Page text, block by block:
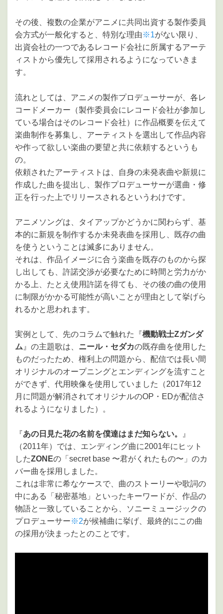
その後、複数の企業がアニメに共同出資する製作委員
会方式が一般化すると、特別な理由※1がない限り、
出資会社の一つであるレコード会社に所属するアーテ
ィストから優先して採用されるようになっていきま
す。
流れとしては、アニメの製作プロデューサーが、各レ
コードメーカー（製作委員会にレコード会社が参加し
ている場合はそのレコード会社）に作品概要を伝えて
楽曲制作を募集し、アーティストを選出して作品内容
や作って欲しい楽曲の要望と共に依頼するというも
の。
依頼されたアーティストは、自身の未発表曲や新規に
作成した曲を提出し、製作プロデューサーが選曲・修
正を行った上でリリースされるというわけです。
アニメソングは、タイアップかどうかに関わらず、基
本的に新規を制作するか未発表曲を採用し、既存の曲
を使うということは滅多にありません。
それは、作品イメージに合う楽曲を既存のものから探
し出しても、許諾交渉が必要なために時間と労力がか
かる上、たとえ使用許諾を得ても、その後の曲の使用
に制限がかかる可能性が高いことが理由として挙げら
れるかと思われます。
実例として、先のコラムで触れた『機動戦士Zガンダ
ム』の主題歌は、 ニール・セダカの既存曲を使用した
ものだったため、権利上の問題から、配信では長い間
オリジナルのオープニングとエンディングを流すこと
ができず、代用映像を使用していました（2017年12
月に問題が解消されてオリジナルのOP・EDが配信さ
れるようになりました）。
『あの日見た花の名前を僕達はまだ知らない。
』
（2011年）では、エンディング曲に2001年にヒット
したZONEの「secret base 〜君がくれたもの〜」のカ
バー曲を採用しました。
これは非常に希なケースで、曲のストーリーや歌詞の
中にある「秘密基地」といったキーワードが、作品の
物語と一致していることから、ソニーミュージックの
プロデューサー※2が候補曲に挙げ、最終的にこの曲
の採用が決まったとのことです。